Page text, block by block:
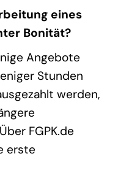
eines
Bonität?
Angebote
Stunden
werden,
FGPK.de
erste